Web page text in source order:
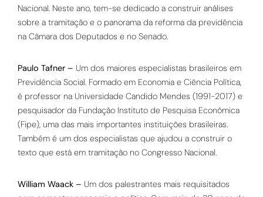
Nacional. Neste ano, tem-se dedicado a construir análises
sobre a tramitação e o panorama da reforma da previdência
na Câmara dos Deputados e no Senado.
Paulo Tafner – Um dos maiores especialistas brasileiros em
Previdência Social. Formado em Economia e Ciência Política,
é professor na Universidade Candido Mendes (1991-2017) e
pesquisador da Fundação Instituto de Pesquisa Econômica
(Fipe), uma das mais importantes instituições brasileiras.
Também é um dos especialistas que ajudou a construir o
texto que está em tramitação no Congresso Nacional.
William Waack – Um dos palestrantes mais requisitados